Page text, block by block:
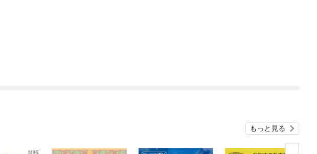
もっと見る